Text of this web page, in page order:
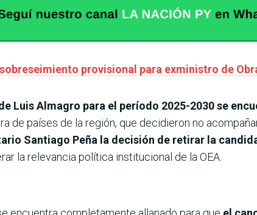
provisional para exministro de
Luis Almagro para el período 2025-2030 se
de países de la región, que decidieron no
Santiago Peña la decisión de retirar la
la relevancia política institucional de la OEA.